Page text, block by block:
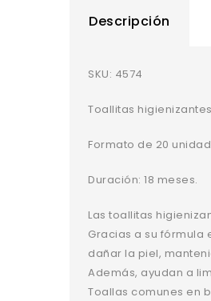
Descripción
SKU: 4574
Toallitas
Formato de 20
Duración: 18 meses.
Las toallitas
Gracias a su fórmula
dañar la piel,
Además, ayudan a
Toallas comunes en